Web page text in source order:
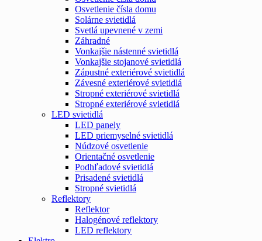
Osvetlenie čísla domu
Solárne svietidlá
Svetlá upevnené v zemi
Záhradné
Vonkajšie nástenné svietidlá
Vonkajšie stojanové svietidlá
Zápustné exteriérové svietidlá
Závesné exteriérové svietidlá
Stropné exteriérové svietidlá
Stropné exteriérové svietidlá
LED svietidlá
LED panely
LED priemyselné svietidlá
Núdzové osvetlenie
Orientačné osvetlenie
Podhľadové svietidlá
Prisadené svietidlá
Stropné svietidlá
Reflektory
Reflektor
Halogénové reflektory
LED reflektory